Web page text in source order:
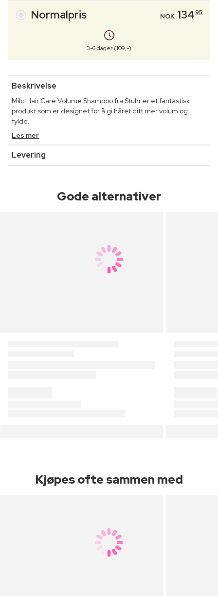
Normalpris NOK 13495
3-6 dager (109,-)
Beskrivelse
Mild Hair Care Volume Shampoo fra Stuhr er et fantastisk
produkt som er designet for å gi håret ditt mer volum og
fylde.
Les mer
Levering
Gode alternativer
Kjøpes ofte sammen med